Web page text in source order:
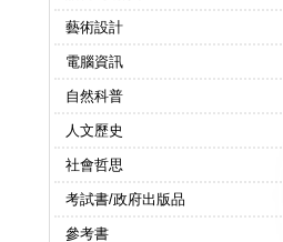
藝術設計
電腦資訊
自然科普
人文歷史
社會哲思
考試書/政府出版品
參考書